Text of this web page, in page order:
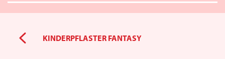
KINDERPFLASTER FANTASY